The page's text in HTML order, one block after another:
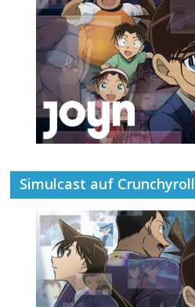
Simulcast auf Crunchyroll